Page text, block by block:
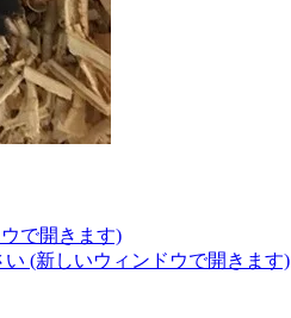
で開きます)
(新しいウィンドウで開きます)